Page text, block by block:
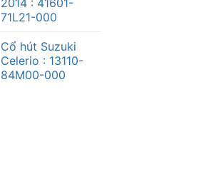
2014 : 41601-
71L21-000
Cổ hút Suzuki
Celerio : 13110-
84M00-000